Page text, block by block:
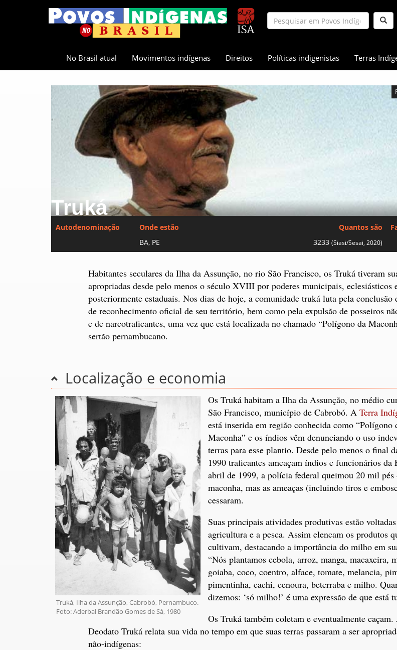
No Brasil atual Movimentos indígenas Direitos Políticas indigenistas Terras
Truká
Autodenominação Onde estão
Quantos são
BA, PE
3233(Siasi/Sesai, 2020)
Habitantes seculares da Ilha da Assunção, no rio São Francisco, os Truká tiveram
apropriadas desde pelo menos o século XVIII por poderes municipais, eclesiásticos
posteriormente estaduais. Nos dias de hoje, a comunidade truká luta pela conclusão
de reconhecimento oficial de seu território, bem como pela expulsão de posseiros
e de narcotraficantes, uma vez que está localizada no chamado “Polígono da
sertão pernambucano.
Localização e economia
Truká, Ilha da Assunção, Cabrobó, Pernambuco.
Foto: Aderbal Brandão Gomes de Sá, 1980
Os Truká habitam a Ilha da Assunção, no médio
São Francisco, município de Cabrobó. A Terra
está inserida em região conhecida como “Polígono
Maconha” e os índios vêm denunciando o uso
terras para esse plantio. Desde pelo menos o final
1990 traficantes ameaçam índios e funcionários da
abril de 1999, a polícia federal queimou 20 mil pés
maconha, mas as ameaças (incluindo tiros e
cessaram.
Suas principais atividades produtivas estão
agricultura e a pesca. Assim elencam os produtos
cultivam, destacando a importância do milho em
“Nós plantamos cebola, arroz, manga, macaxeira,
goiaba, coco, coentro, alface, tomate, melancia,
pimentinha, cachi, cenoura, beterraba e milho.
dizemos: ‘só milho!’ é uma expressão de que está
Os Truká também coletam e eventualmente caçam.
Deodato Truká relata sua vida no tempo em que suas terras passaram a ser
não-indígenas: